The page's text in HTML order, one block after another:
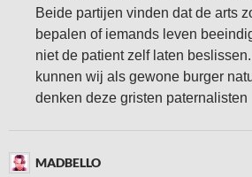
Beide partijen vinden dat de arts
bepalen of iemands leven
niet de patient zelf laten
kunnen wij als gewone burger
denken deze gristen paternalisten
MADBELLO